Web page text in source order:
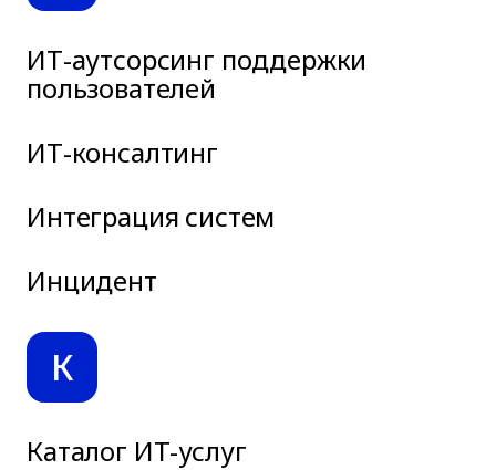
ИТ-аутсорсинг поддержки
пользователей
ИТ-консалтинг
Интеграция систем
Инцидент
К
Каталог ИТ-услуг